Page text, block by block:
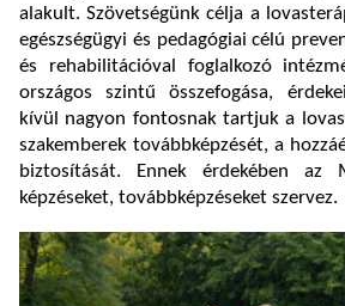
alakult. Szövetségünk célja a
egészségügyi és pedagógiai célú
és rehabilitációval foglalkozó
országos szintű összefogása,
kívül nagyon fontosnak tartjuk a
szakemberek továbbképzését, a
biztosítását. Ennek érdekében az
képzéseket, továbbképzéseket szervez.